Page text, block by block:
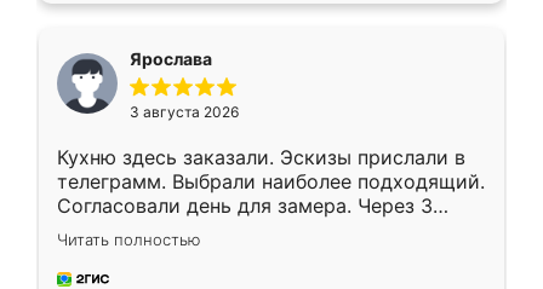
Ярослава
3 августа 2026
Кухню здесь заказали. Эскизы прислали в
телеграмм. Выбрали наиболее подходящий.
Согласовали день для замера. Через 3
недели кухня была уже готова. Остались
довольны работой. Спасибо Ренессанс
мебель за качественную работу!
Читать полностью